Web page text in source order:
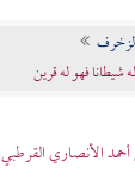
فهو له قرين
الأنصاري القرطبي